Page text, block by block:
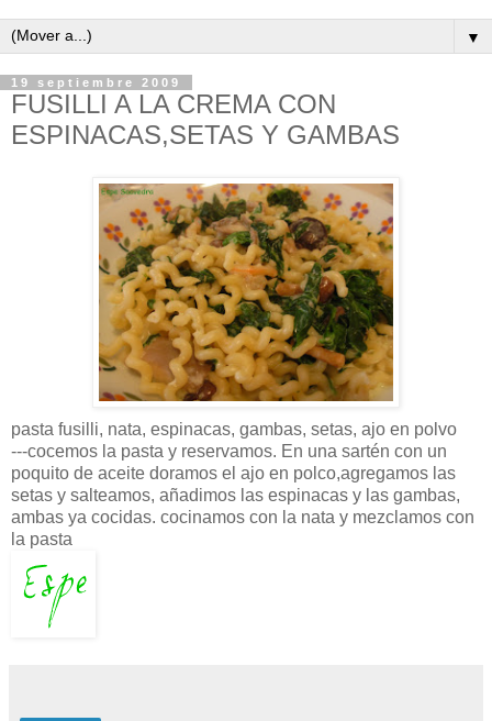
▼
19 septiembre 2009
FUSILLI A LA CREMA CON
ESPINACAS,SETAS Y GAMBAS
pasta fusilli, nata, espinacas, gambas, setas, ajo en polvo
---cocemos la pasta y reservamos. En una sartén con un
poquito de aceite doramos el ajo en polco,agregamos las
setas y salteamos, añadimos las espinacas y las gambas,
ambas ya cocidas. cocinamos con la nata y mezclamos con
la pasta